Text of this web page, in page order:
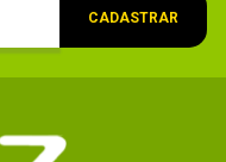
CADASTRAR